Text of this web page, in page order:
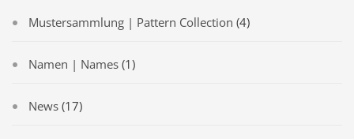
Mustersammlung | Pattern Collection (4)
Namen | Names (1)
News (17)